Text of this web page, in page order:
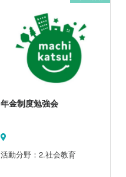
年金制度勉強会
活動分野：2.社会教育